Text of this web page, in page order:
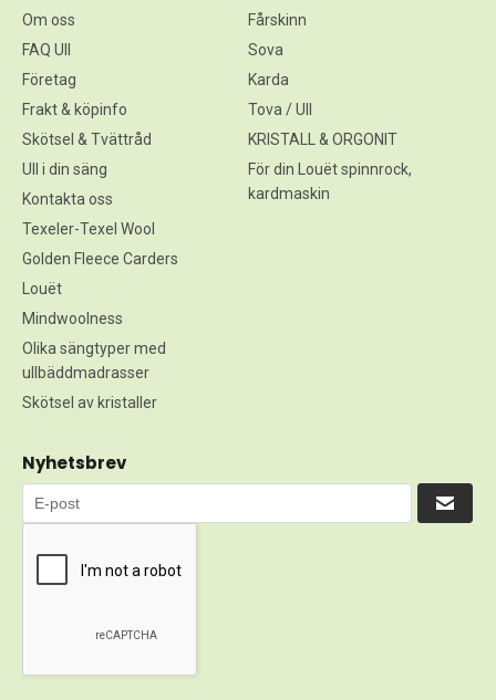
Om oss
FAQ Ull
Företag
Frakt & köpinfo
Skötsel & Tvättråd
Ull i din säng
Kontakta oss
Texeler-Texel Wool
Golden Fleece Carders
Louët
Mindwoolness
Olika sängtyper med
ullbäddmadrasser
Skötsel av kristaller
Fårskinn
Sova
Karda
Tova / Ull
KRISTALL & ORGONIT
För din Louët spinnrock,
kardmaskin
Nyhetsbrev